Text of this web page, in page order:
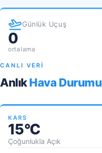
Günlük Uçuş
0
ortalama
CANLI VERİ
AnlıkHava Durumu
KARS
15°C
Çoğunlukla Açık